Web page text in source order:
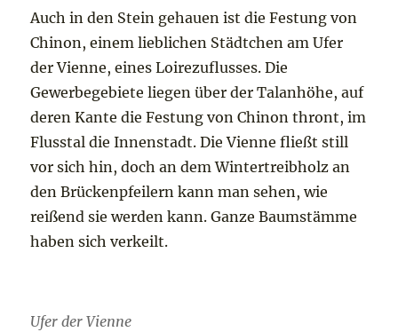
Auch in den Stein gehauen ist die Festung von
Chinon, einem lieblichen Städtchen am Ufer
der Vienne, eines Loirezuflusses. Die
Gewerbegebiete liegen über der Talanhöhe, auf
deren Kante die Festung von Chinon thront, im
Flusstal die Innenstadt. Die Vienne fließt still
vor sich hin, doch an dem Wintertreibholz an
den Brückenpfeilern kann man sehen, wie
reißend sie werden kann. Ganze Baumstämme
haben sich verkeilt.
Ufer der Vienne